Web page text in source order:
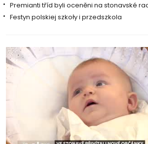
Premianti tříd byli oceněni na stonavské
Festyn polskiej szkoły i przedszkola